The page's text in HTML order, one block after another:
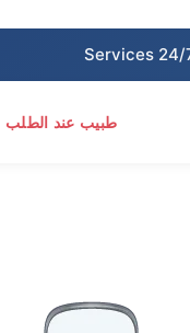
24/7
طبيب عند الطلب